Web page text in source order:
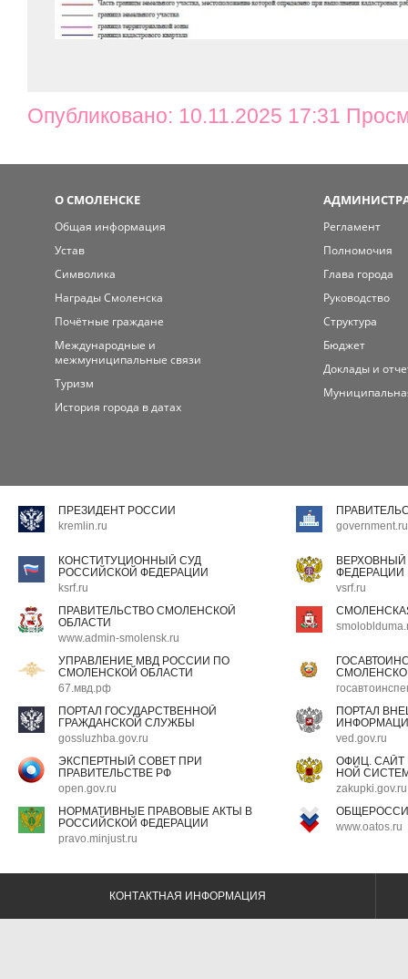
Опубликовано: 10.11.2025 17:31
О СМОЛЕНСКЕ
Общая информация
Устав
Символика
Награды Смоленска
Почётные граждане
Международные и
межмуниципальные связи
Туризм
История города в датах
Регламент
Полномочия
Глава города
Руководство
Структура
Бюджет
Доклады и
ПРЕЗИДЕНТ РОССИИ
kremlin.ru
government.ru
КОНСТИТУЦИОННЫЙ СУД
РОССИЙСКОЙ ФЕДЕРАЦИИ
ksrf.ru
ФЕДЕРАЦИИ
vsrf.ru
ПРАВИТЕЛЬСТВО СМОЛЕНСКОЙ
ОБЛАСТИ
www.admin-smolensk.ru
УПРАВЛЕНИЕ МВД РОССИИ ПО
СМОЛЕНСКОЙ ОБЛАСТИ
67.мвд.рф
ПОРТАЛ ГОСУДАРСТВЕННОЙ
ГРАЖДАНСКОЙ СЛУЖБЫ
gossluzhba.gov.ru
ПОРТАЛ
ved.gov.ru
ЭКСПЕРТНЫЙ СОВЕТ ПРИ
ПРАВИТЕЛЬСТВЕ РФ
open.gov.ru
ОФИЦ.
НОЙ
zakupki.gov.ru
НОРМАТИВНЫЕ ПРАВОВЫЕ АКТЫ В
РОССИЙСКОЙ ФЕДЕРАЦИИ
pravo.minjust.ru
www.oatos.ru
КОНТАКТНАЯ ИНФОРМАЦИЯ